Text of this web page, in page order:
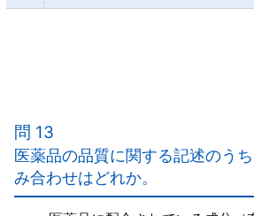
プラセボ効果によってもたらされる
望ましいもの（効果）と「不都合な
とがある。
ｂ○
ｃ○
問 13
医薬品の品質に関する記述のう
み合わせはどれか。